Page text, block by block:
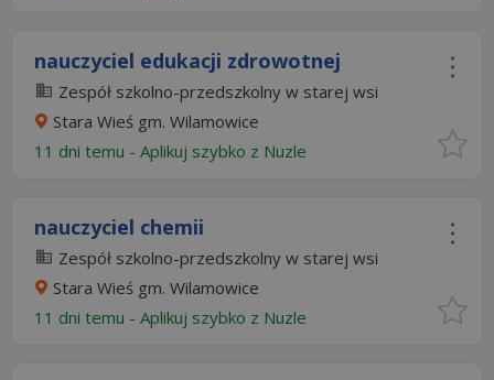
nauczyciel edukacji zdrowotnej
Zespół szkolno-przedszkolny w starej wsi
Stara Wieś gm. Wilamowice
11 dni temu - Aplikuj szybko z Nuzle
nauczyciel chemii
Zespół szkolno-przedszkolny w starej wsi
Stara Wieś gm. Wilamowice
11 dni temu - Aplikuj szybko z Nuzle